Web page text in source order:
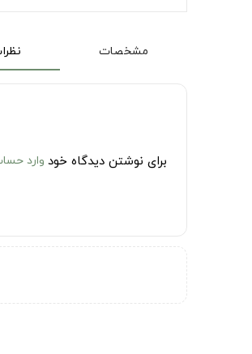
مشخصات
برای نوشتن دیدگاه خودوارد